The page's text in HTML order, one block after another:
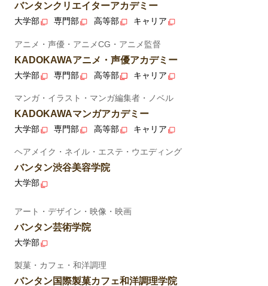
バンタンクリエイターアカデミー
大学部 専門部 高等部 キャリア
アニメ・声優・アニメCG・アニメ監督
KADOKAWAアニメ・声優アカデミー
大学部 専門部 高等部 キャリア
マンガ・イラスト・マンガ編集者・ノベル
KADOKAWAマンガアカデミー
大学部 専門部 高等部 キャリア
ヘアメイク・ネイル・エステ・ウエディング
バンタン渋谷美容学院
大学部
アート・デザイン・映像・映画
バンタン芸術学院
大学部
製菓・カフェ・和洋調理
バンタン国際製菓カフェ和洋調理学院